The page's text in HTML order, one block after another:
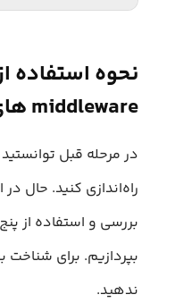
middleware های محبوب
راه‌اندازی کنید. حال
بپردازیم. برای شناخت
ندهید.